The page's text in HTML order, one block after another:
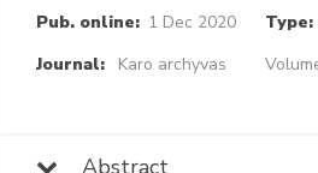
Pub. online: 1 Dec 2020 Type:
Journal:
Karo archyvas
Abstract